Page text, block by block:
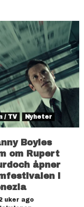
/ TV Nyheter
Boyles
om Rupert
åpner
i
uker ago